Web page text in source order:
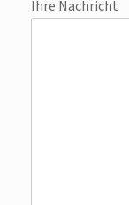
Ihre Nachricht